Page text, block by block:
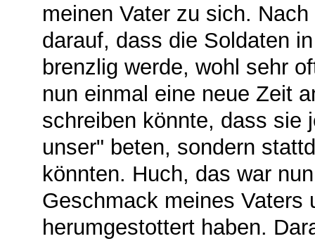
meinen Vater zu sich.
darauf, dass die Soldaten
brenzlig werde, wohl sehr
nun einmal eine neue Zeit
schreiben könnte, dass sie
unser" beten, sondern
könnten. Huch, das war
Geschmack meines Vaters
herumgestottert haben.